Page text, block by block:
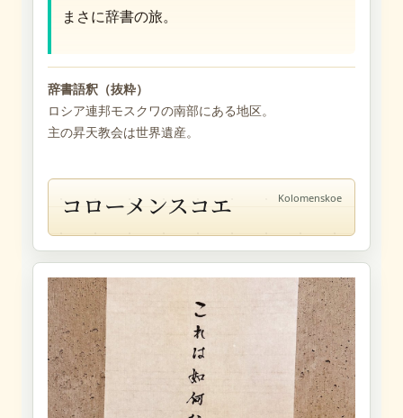
まさに辞書の旅。
辞書語釈（抜粋）
ロシア連邦モスクワの南部にある地区。
主の昇天教会は世界遺産。
コローメンスコエ Kolomenskoe